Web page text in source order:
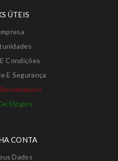
ÚTEIS
Condições
E Segurança
Elogios
CONTA
Dados